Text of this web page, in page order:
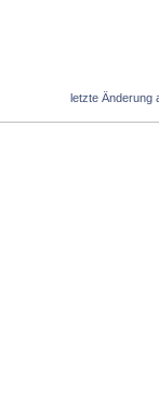
letzte Änderung